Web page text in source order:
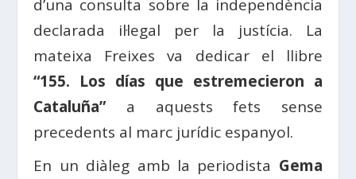
d’una consulta sobre la independència
declarada il·legal per la justícia. La
mateixa Freixes va dedicar el llibre
“155. Los días que estremecieron a
Cataluña”a aquests fets sense
precedents al marc jurídic espanyol.
En un diàleg amb la periodista Gema